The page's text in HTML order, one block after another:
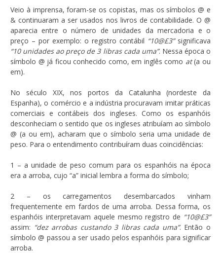
Veio à imprensa, foram-se os copistas, mas os símbolos @ e
& continuaram a ser usados nos livros de contabilidade. O @
aparecia entre o número de unidades da mercadoria e o
preço – por exemplo: o registro contábil “10@£3”significava
“10 unidades ao preço de 3 libras cada uma”. Nessa época o
símbolo @ já ficou conhecido como, em inglês como at(a ou
em).
No século XIX, nos portos da Catalunha (nordeste da
Espanha), o comércio e a indústria procuravam imitar práticas
comerciais e contábeis dos ingleses. Como os espanhóis
desconheciam o sentido que os ingleses atribuíam ao símbolo
@ (a ou em), acharam que o símbolo seria uma unidade de
peso. Para o entendimento contribuíram duas coincidências:
1 – a unidade de peso comum para os espanhóis na época
era a arroba, cujo “a” inicial lembra a forma do símbolo;
2 – os carregamentos desembarcados vinham
frequentemente em fardos de uma arroba. Dessa forma, os
espanhóis interpretavam aquele mesmo registro de “10@£3”
assim: “dez arrobas custando 3 libras cada uma”. Então o
símbolo @ passou a ser usado pelos espanhóis para significar
arroba.